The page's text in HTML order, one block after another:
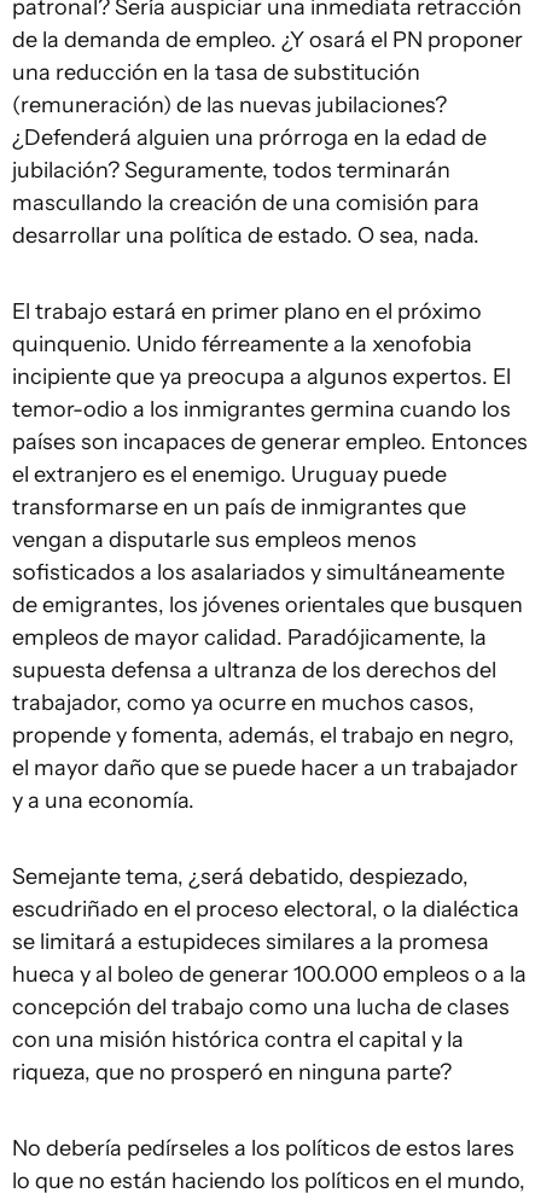
patronal? Sería auspiciar una inmediata retracción
de la demanda de empleo. ¿Y osará el PN proponer
una reducción en la tasa de substitución
(remuneración) de las nuevas jubilaciones?
¿Defenderá alguien una prórroga en la edad de
jubilación? Seguramente, todos terminarán
mascullando la creación de una comisión para
desarrollar una política de estado. O sea, nada.
El trabajo estará en primer plano en el próximo
quinquenio. Unido férreamente a la xenofobia
incipiente que ya preocupa a algunos expertos. El
temor-odio a los inmigrantes germina cuando los
países son incapaces de generar empleo. Entonces
el extranjero es el enemigo. Uruguay puede
transformarse en un país de inmigrantes que
vengan a disputarle sus empleos menos
sofisticados a los asalariados y simultáneamente
de emigrantes, los jóvenes orientales que busquen
empleos de mayor calidad. Paradójicamente, la
supuesta defensa a ultranza de los derechos del
trabajador, como ya ocurre en muchos casos,
propende y fomenta, además, el trabajo en negro,
el mayor daño que se puede hacer a un trabajador
y a una economía.
Semejante tema, ¿será debatido, despiezado,
escudriñado en el proceso electoral, o la dialéctica
se limitará a estupideces similares a la promesa
hueca y al boleo de generar 100.000 empleos o a la
concepción del trabajo como una lucha de clases
con una misión histórica contra el capital y la
riqueza, que no prosperó en ninguna parte?
No debería pedírseles a los políticos de estos lares
lo que no están haciendo los políticos en el mundo,